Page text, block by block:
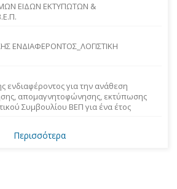
ΕΙΔΩΝ ΕΚΤΥΠΩΤΩΝ &
ΕΝΔΙΑΦΕΡΟΝΤΟΣ_ΛΟΓΙΣΤΙΚΗ
για την ανάθεση
απομαγνητοφώνησης, εκτύπωσης
Συμβουλίου ΒΕΠ για ένα έτος
Περισσότερα